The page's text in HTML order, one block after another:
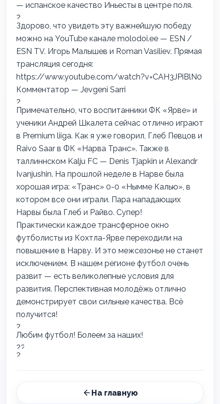
— испанское качество Иньесты в центре поля.
Здорово, что увидеть эту важнейшую победу
можно на YouTube канале molodoi.ee — ESN /
ESN TV. Игорь Малышев и Roman Vasiliev. Прямая
трансляция сегодня:
https://www.youtube.com/watch?v=CAH3JPiBlN0
Комментатор — Jevgeni Sarri
Примечательно, что воспитанники ФК «Ярве» и
ученики Андрей Шкалета сейчас отлично играют
в Premium liiga. Как я уже говорил, Глеб Певцов и
Raivo Saar в ФК «Нарва Транс». Также в
таллиннском Kalju FC — Denis Tjapkin и Alexandr
Ivanjushin. На прошлой неделе в Нарве была
хорошая игра: «Транс» 0-0 «Нымме Калью», в
котором все они играли. Пара нападающих
Нарвы была Глеб и Райво. Супер!
Практически каждое трансферное окно
футболисты из Кохтла-Ярве переходили на
повышение в Нарву. И это межсезонье не станет
исключением. В нашем регионе футбол очень
развит — есть великолепные условия для
развития. Перспективная молодёжь отлично
демонстрирует свои сильные качества. Всё
получится!
Любим футбол! Болеем за наших!
На главную